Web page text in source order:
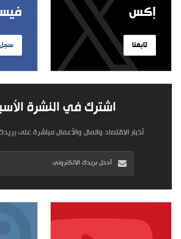
إكس
تابعنا
اشترك في النشرة
أخبار الاقتصاد والمال والأعمال مباشرة على